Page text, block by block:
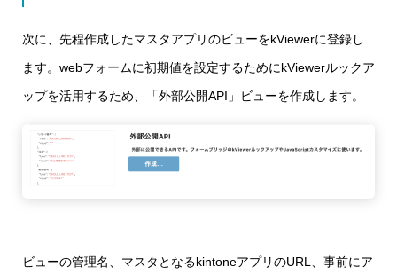
次に、先程作成したマスタアプリのビューをkViewerに登録し
ます。webフォームに初期値を設定するためにkViewerルックア
ップを活用するため、「外部公開API」ビューを作成します。
ビューの管理名、マスタとなるkintoneアプリのURL、事前にア